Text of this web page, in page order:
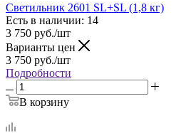
Светильник 2601 SL+SL (1,8 кг)
Есть в наличии: 14
3 750 руб./шт
Варианты цен
3 750 руб./шт
Подробности
В корзину